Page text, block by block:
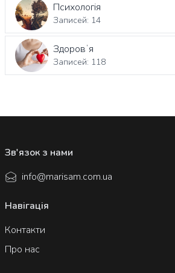
Психологія
Записей: 14
Здоровʼя
Записей: 118
Навігація
Контакти
Про нас
Зв'язок з нами
info@marisam.com.ua